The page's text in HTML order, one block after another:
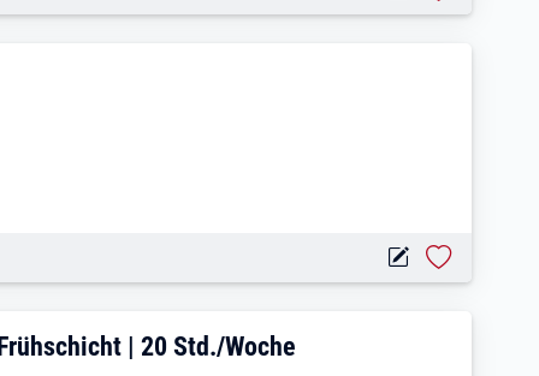
die Qualität
Frühschicht | 20
| 20 Std./Woche